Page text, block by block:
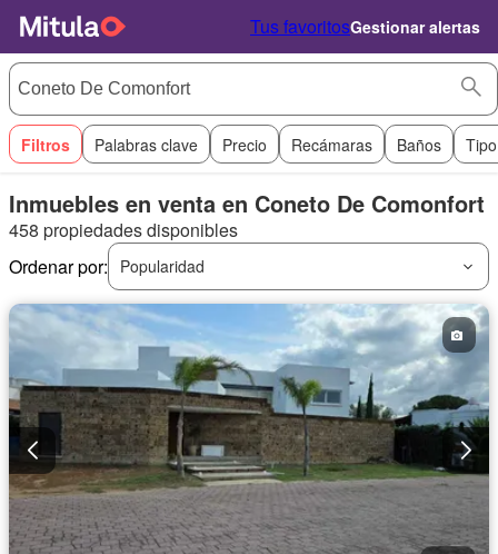
Tus favoritosGestionar alertas
Filtros Palabras clave Precio Recámaras Baños
Inmuebles en venta en Coneto De Comonfort
458 propiedades disponibles
Ordenar por:
Popularidad